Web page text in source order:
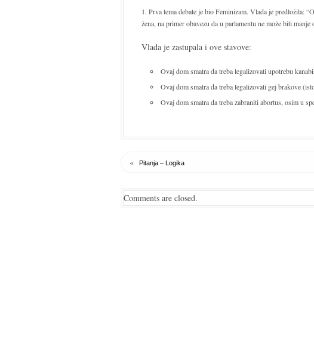
Prva tema debate je bio Feminizam. Vlada je predložila:
žena, na primer obavezu da u parlamentu ne može biti manje
Vlada je zastupala i ove stavove:
Ovaj dom smatra da treba legalizovati upotrebu
Ovaj dom smatra da treba legalizovati gej brakove
Ovaj dom smatra da treba zabraniti abortus, osim u
« Pitanja – Logika
Comments are closed.